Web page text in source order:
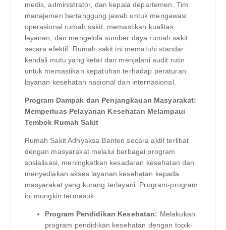
medis, administrator, dan kepala departemen. Tim
manajemen bertanggung jawab untuk mengawasi
operasional rumah sakit, memastikan kualitas
layanan, dan mengelola sumber daya rumah sakit
secara efektif. Rumah sakit ini mematuhi standar
kendali mutu yang ketat dan menjalani audit rutin
untuk memastikan kepatuhan terhadap peraturan
layanan kesehatan nasional dan internasional.
Program Dampak dan Penjangkauan Masyarakat:
Memperluas Pelayanan Kesehatan Melampaui
Tembok Rumah Sakit
Rumah Sakit Adhyaksa Banten secara aktif terlibat
dengan masyarakat melalui berbagai program
sosialisasi, meningkatkan kesadaran kesehatan dan
menyediakan akses layanan kesehatan kepada
masyarakat yang kurang terlayani. Program-program
ini mungkin termasuk:
Program Pendidikan Kesehatan: Melakukan
program pendidikan kesehatan dengan topik-